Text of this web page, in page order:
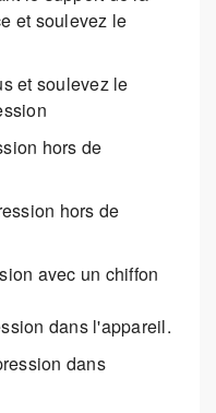
et soulevez le
hors de
avec un chiffon
dans l'appareil.